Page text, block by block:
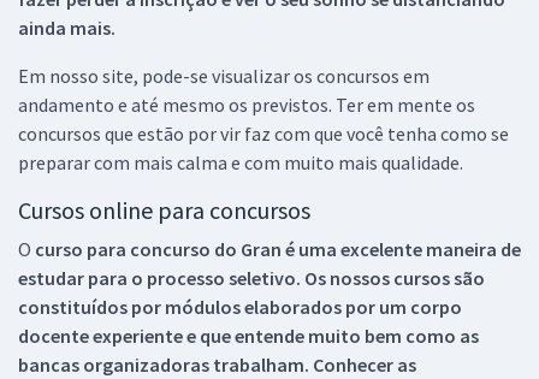
ainda mais.
Em nosso site, pode-se visualizar os concursos em
andamento e até mesmo os previstos. Ter em mente os
concursos que estão por vir faz com que você tenha como se
preparar com mais calma e com muito mais qualidade.
Cursos online para concursos
O curso para concurso do Gran é uma excelente maneira de
estudar para o processo seletivo. Os nossos cursos são
constituídos por módulos elaborados por um corpo
docente experiente e que entende muito bem como as
bancas organizadoras trabalham. Conhecer as